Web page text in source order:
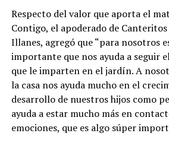
Respecto del valor que aporta el
Contigo, el apoderado de
Illanes, agregó que “para nosotros
importante que nos ayuda a seguir
que le imparten en el jardín. A
la casa nos ayuda mucho en el
desarrollo de nuestros hijos como
ayuda a estar mucho más en
emociones, que es algo súper